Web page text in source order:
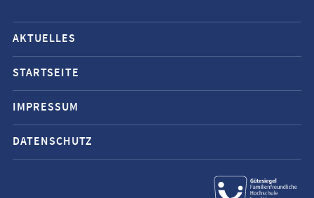
Mobile-
Service-
Navigation
und
Social
Media
Kontakte
AKTUELLES
STARTSEITE
IMPRESSUM
DATENSCHUTZ